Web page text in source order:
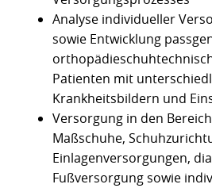
Analyse individueller
sowie Entwicklung
Patienten mit
Krankheitsbildern und
Versorgung in den
Maßschuhe,
Einlagenversorgungen,
Fußversorgung sowie